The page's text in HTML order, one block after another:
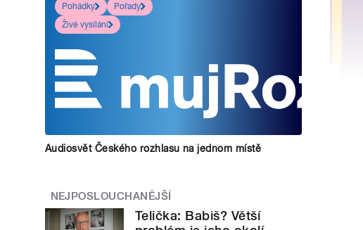
Pohádky
Pořady
Živé vysílání
Audiosvět Českého rozhlasu na jednom místě
NEJPOSLOUCHANĚJŠÍ
Telička: Babiš? Větší